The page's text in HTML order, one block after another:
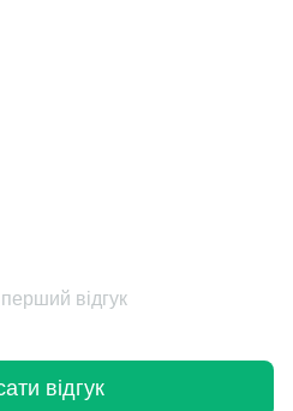
відгук
відгук